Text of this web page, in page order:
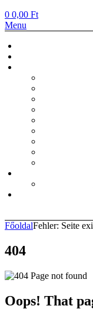
0 0,00 Ft
Menu
FőoldalFehler: Seite
404
Oops! That